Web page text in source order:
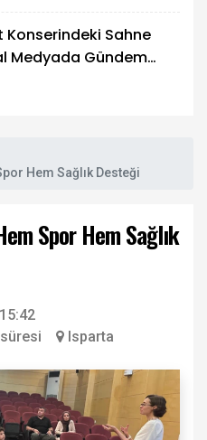
Konserindeki Sahne
Medyada Gündem
Hem Sağlık Desteği
Spor Hem Sağlık
Isparta